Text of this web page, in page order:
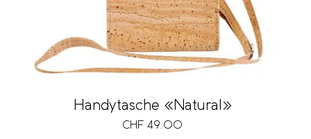
Handytasche «Natural»
CHF 49.00